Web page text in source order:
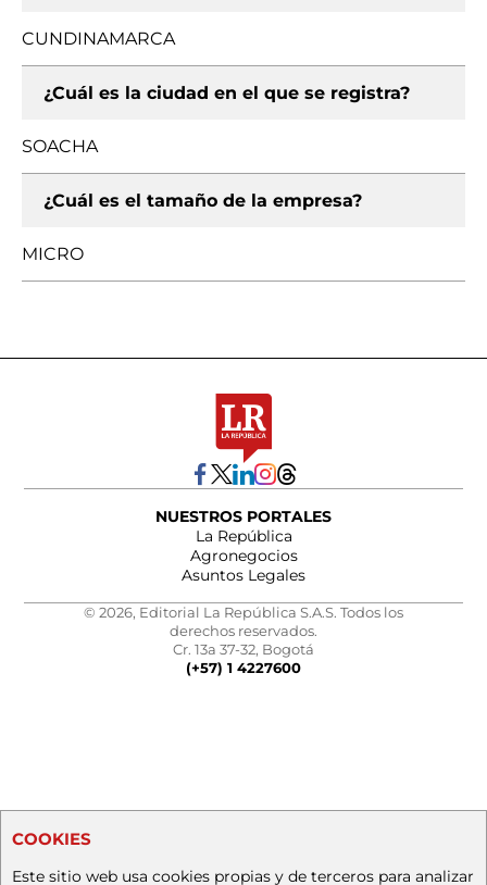
CUNDINAMARCA
¿Cuál es la ciudad en el que se registra?
SOACHA
¿Cuál es el tamaño de la empresa?
MICRO
NUESTROS PORTALES
La República
Agronegocios
Asuntos Legales
© 2026, Editorial La República S.A.S. Todos los
derechos reservados.
Cr. 13a 37-32, Bogotá
(+57) 1 4227600
COOKIES
Este sitio web usa cookies propias y de terceros para analizar